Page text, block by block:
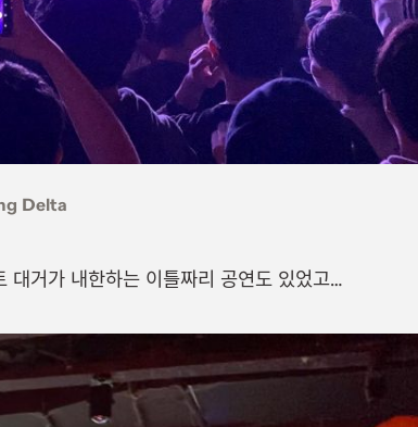
Delta
대거가 내한하는 이틀짜리 공연도 있었고…